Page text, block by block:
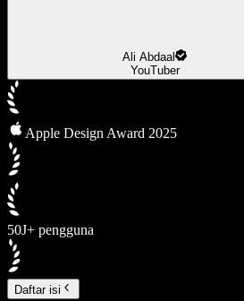
Ali Abdaal
YouTuber
Apple Design Award 2025
50J+ pengguna
Daftar isi